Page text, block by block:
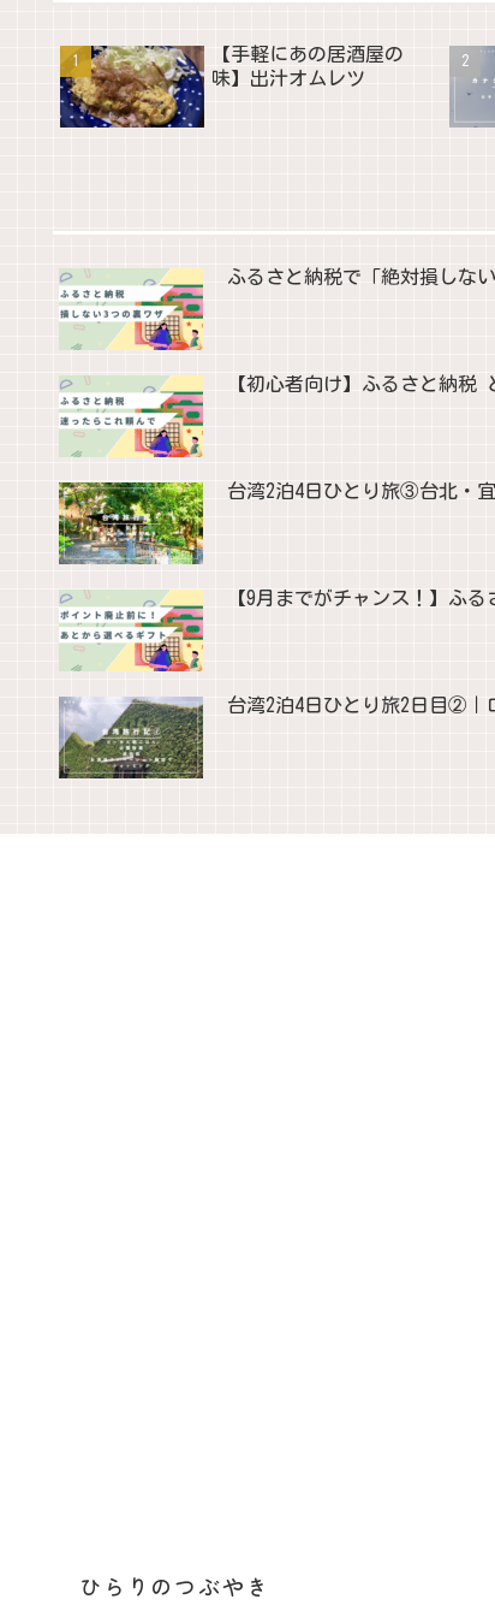
【手軽にあの居酒屋の
味】出汁オムレツ
ふるさと納税で「絶対損しな
【初心者向け】ふるさと納税
台湾2泊4日ひとり旅③台北・
【9月までがチャンス！】ふ
台湾2泊4日ひとり旅2日目②
ひらりのつぶやき